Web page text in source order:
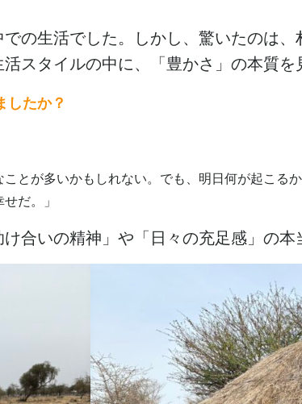
の生活でした。しかし、驚いたのは
スタイルの中に、「豊かさ」の本質を
したか？
とが多いかもしれない。でも、明日何が起こる
だ。」
合いの精神」や「日々の充足感」の本